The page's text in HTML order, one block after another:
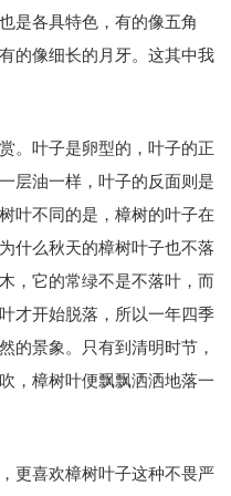
是各具特色，有的像五角
的像细长的月牙。这其中我
。叶子是卵型的，叶子的正
层油一样，叶子的反面则是
叶不同的是，樟树的叶子在
什么秋天的樟树叶子也不落
，它的常绿不是不落叶，而
才开始脱落，所以一年四季
的景象。只有到清明时节，
，樟树叶便飘飘洒洒地落一
更喜欢樟树叶子这种不畏严